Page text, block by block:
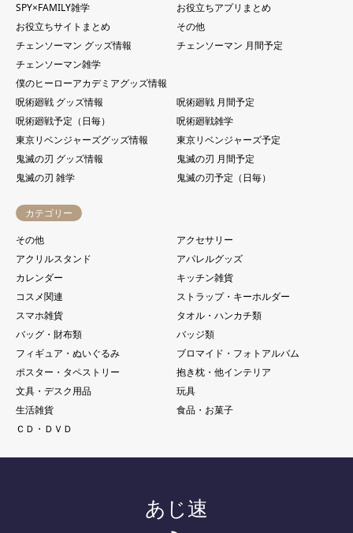
SPY×FAMILY雑学
お役立ちアプリまとめ
お役立ちサイトまとめ
その他
チェンソーマン グッズ情報
チェンソーマン 月間予定
チェンソーマン雑学
僕のヒーローアカデミアグッズ情報
呪術廻戦 グッズ情報
呪術廻戦 月間予定
呪術廻戦予定（日毎）
呪術廻戦雑学
東京リベンジャーズグッズ情報
東京リベンジャーズ予定
鬼滅の刃 グッズ情報
鬼滅の刃 月間予定
鬼滅の刃 雑学
鬼滅の刃予定（日毎）
カテゴリー
その他
アクセサリー
アクリルスタンド
アパレルグッズ
カレンダー
キッチン雑貨
コスメ関連
ストラップ・キーホルダー
スマホ雑貨
タオル・ハンカチ類
バッグ・財布類
バッジ類
フィギュア・ぬいぐるみ
ブロマイド・フォトアルバム
ポスター・タペストリー
抱き枕・他インテリア
文具・デスク用品
玩具
生活雑貨
食品・お菓子
ＣＤ・ＤＶＤ
あじ速